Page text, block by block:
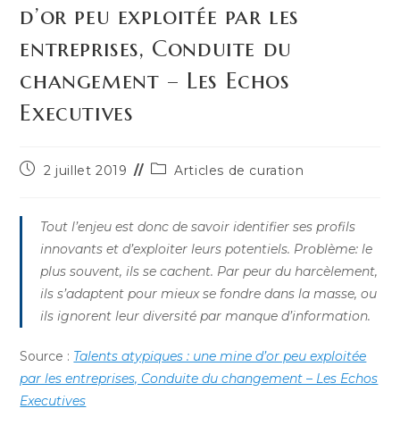
d’or peu exploitée par les
entreprises, Conduite du
changement – Les Echos
Executives
Publication
2 juillet 2019
PostArticles de curation
Tout l’enjeu est donc de savoir identifier ses profils
innovants et d’exploiter leurs potentiels. Problème: le
plus souvent, ils se cachent. Par peur du harcèlement,
ils s’adaptent pour mieux se fondre dans la masse, ou
ils ignorent leur diversité par manque d’information.
Source : Talents atypiques : une mine d’or peu exploitée
par les entreprises, Conduite du changement – Les Echos
Executives